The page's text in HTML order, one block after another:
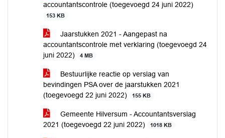
accountantscontrole (toegevoegd 24 juni 2022)
153 KB
Jaarstukken 2021 - Aangepast na
accountantscontrole met verklaring (toegevoegd 24
juni 2022)
4 MB
Bestuurlijke reactie op verslag van
bevindingen PSA over de jaarstukken 2021
(toegevoegd 22 juni 2022)
155 KB
Gemeente Hilversum - Accountantsverslag
2021 (toegevoegd 22 juni 2022)
1018 KB